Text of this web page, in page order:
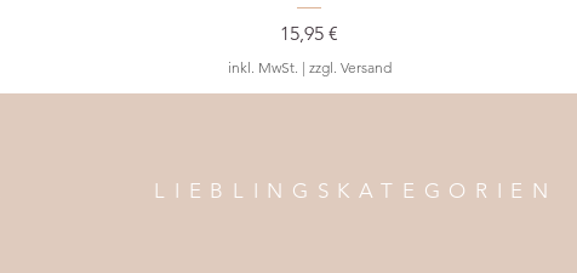
Preis
15,95 €
inkl. MwSt. | zzgl. Versand
LIEBLINGSKATEGORIEN